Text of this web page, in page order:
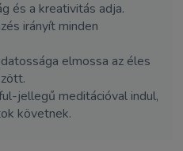
és a kreativitás adja.
irányít minden
elmossa az éles
jellegű meditációval indul,
követnek.